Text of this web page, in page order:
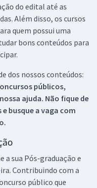
do edital até as
Além disso, os cursos
quem possui uma
bons conteúdos para
dos nossos conteúdos:
públicos,
ajuda. Não fique de
busque a vaga com
a sua Pós-graduação e
Contribuindo com a
público que